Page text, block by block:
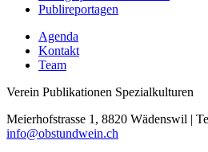
Publireportagen
Agenda
Kontakt
Team
Verein Publikationen Spezialkulturen
Meierhofstrasse 1, 8820 Wädenswil |
info@obstundwein.ch